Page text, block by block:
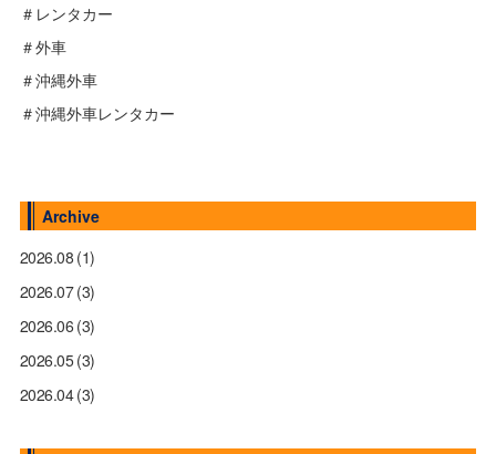
＃レンタカー
＃外車
＃沖縄外車
＃沖縄外車レンタカー
Archive
2026.08 (1)
2026.07(3)
2026.06 (3)
2026.05(3)
2026.04(3)